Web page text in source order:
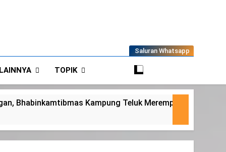
Saluran Whatsapp
TOPIK
Merempan Tinjau Tanaman Jagung Waga